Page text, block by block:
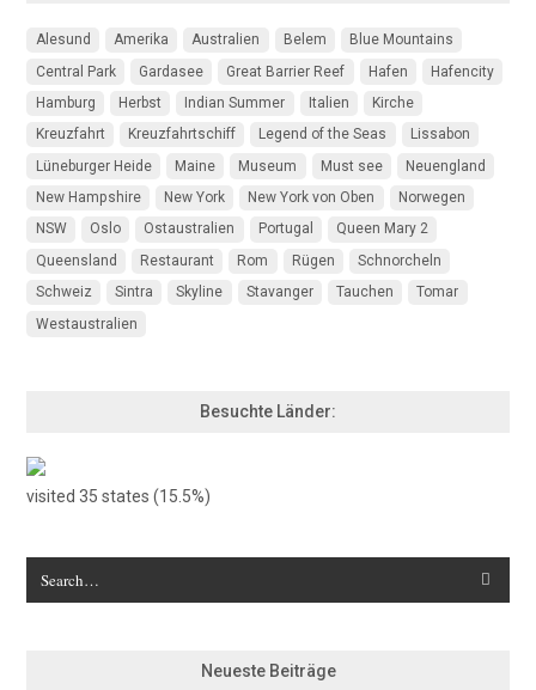
Alesund Amerika Australien Belem
Blue Mountains
Central Park
Gardasee Great Barrier Reef Hafen
Hafencity
Hamburg
Herbst Indian Summer Italien
Kirche
Kreuzfahrt
Kreuzfahrtschiff Legend of the Seas
Lissabon
Lüneburger Heide
Maine Museum Must see
Neuengland
New Hampshire
New York New York von Oben
Norwegen
NSW
Oslo Ostaustralien Portugal
Queen Mary 2
Queensland
Restaurant Rom Rügen
Schnorcheln
Schweiz
Sintra Skyline Stavanger Tauchen
Tomar
Westaustralien
Besuchte Länder:
visited 35 states (15.5%)
Neueste Beiträge